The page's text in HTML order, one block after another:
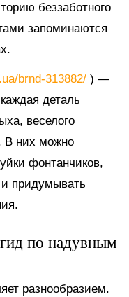
беззаботного
запоминаются
brnd-313882/ ) —
деталь
веселого
В них можно
фонтанчиков,
придумывать
по надувным
разнообразием.